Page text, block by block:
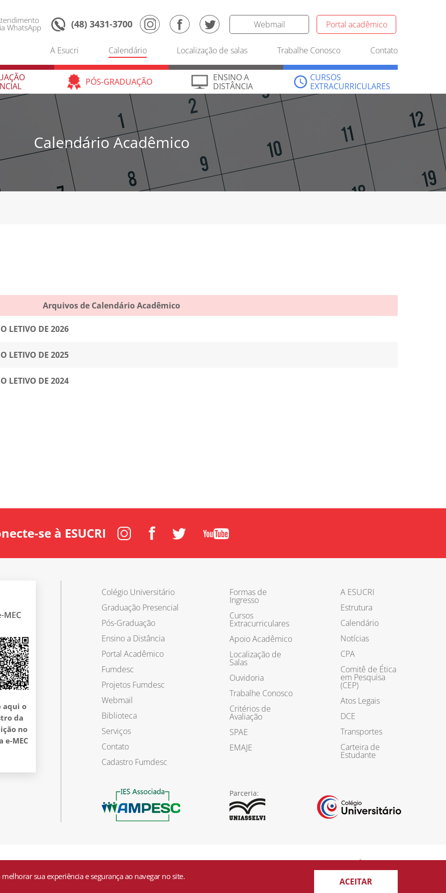
WhatsApp (48) 3431-3700
InstagramFacebookTwitter Webmail Portal acadêmico
A Esucri Calendário Localização de salas Trabalhe Conosco Contato
PÓS-GRADUAÇÃO
PÓS-GRADUAÇÃO
ENSINO A
DISTÂNCIA
ENSINO A
DISTÂNCIA
CURSOS
EXTRACURRICULARES
CURSOS
EXTRACURRICULARES
Calendário Acadêmico
Arquivos de Calendário Acadêmico
LETIVO DE 2026
LETIVO DE 2025
LETIVO DE 2024
se à ESUCRI
InstagramFacebookTwitter Youtube
aqui o
da
no
e-MEC
Colégio Universitário
Graduação Presencial
Pós-Graduação
Ensino a Distância
Portal Acadêmico
Fumdesc
Projetos Fumdesc
Webmail
Biblioteca
Serviços
Contato
Cadastro Fumdesc
Formas de
Ingresso
Cursos
Extracurriculares
Apoio Acadêmico
Localização de
Salas
Ouvidoria
Trabalhe Conosco
Critérios de
Avaliação
SPAE
EMAJE
A ESUCRI
Estrutura
Calendário
Notícias
CPA
Comitê de Ética
em Pesquisa
(CEP)
Atos Legais
DCE
Transportes
Carteira de
Estudante
Parceria:
sua experiência e segurança ao navegar no site.
ACEITAR